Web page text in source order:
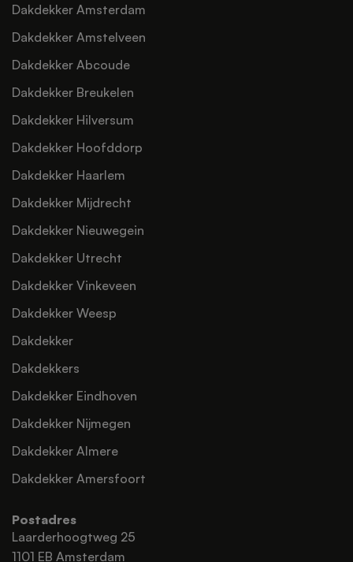
Postadres
Laarderhoogtweg 25
1101 EB Amsterdam
Dakdekker Amsterdam
Dakdekker Amstelveen
Dakdekker Abcoude
Dakdekker Breukelen
Dakdekker Hilversum
Dakdekker Hoofddorp
Dakdekker Haarlem
Dakdekker Mijdrecht
Dakdekker Nieuwegein
Dakdekker Utrecht
Dakdekker Vinkeveen
Dakdekker Weesp
Dakdekker
Dakdekkers
Dakdekker Eindhoven
Dakdekker Nijmegen
Dakdekker Almere
Dakdekker Amersfoort